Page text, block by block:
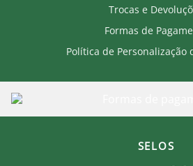
Trocas e
Formas de
Política de Personalização
SELOS